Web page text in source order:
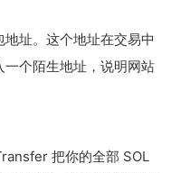
址。这个地址在交易中
个陌生地址，说明网站
把你的全部 SOL